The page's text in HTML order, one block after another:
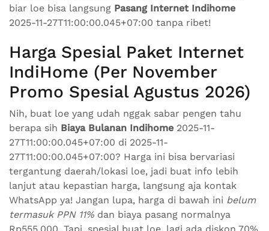
biar loe bisa langsung Pasang Internet Indihome
2025-11-27T11:00:00.045+07:00 tanpa ribet!
Harga Spesial Paket Internet
IndiHome (Per November
Promo Spesial Agustus 2026)
Nih, buat loe yang udah nggak sabar pengen tahu
berapa sih Biaya Bulanan Indihome 2025-11-
27T11:00:00.045+07:00 di 2025-11-
27T11:00:00.045+07:00? Harga ini bisa bervariasi
tergantung daerah/lokasi loe, jadi buat info lebih
lanjut atau kepastian harga, langsung aja kontak
WhatsApp ya! Jangan lupa, harga di bawah ini belum
termasuk PPN 11% dan biaya pasang normalnya